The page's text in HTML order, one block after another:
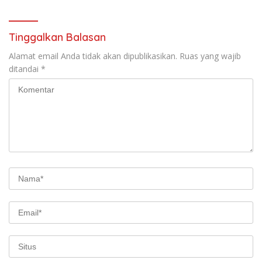
Agustus Tahun 2026
Tinggalkan Balasan
Alamat email Anda tidak akan dipublikasikan. Ruas yang wajib
ditandai *